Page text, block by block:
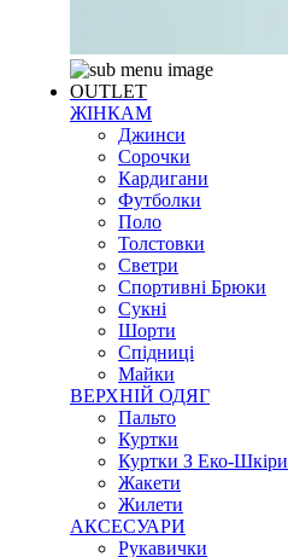
OUTLET
ЖІНКАМ
Джинси
Сорочки
Кардигани
Футболки
Поло
Толстовки
Светри
Спортивні Брюки
Сукні
Шорти
Спідниці
Майки
ВЕРХНІЙ ОДЯГ
Пальто
Куртки
Куртки З Еко-Шкіри
Жакети
Жилети
АКСЕСУАРИ
Рукавички